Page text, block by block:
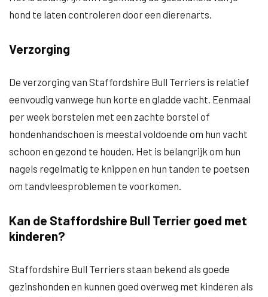
hond te laten controleren door een dierenarts.
Verzorging
De verzorging van Staffordshire Bull Terriers is relatief
eenvoudig vanwege hun korte en gladde vacht. Eenmaal
per week borstelen met een zachte borstel of
hondenhandschoen is meestal voldoende om hun vacht
schoon en gezond te houden. Het is belangrijk om hun
nagels regelmatig te knippen en hun tanden te poetsen
om tandvleesproblemen te voorkomen.
Kan de Staffordshire Bull Terrier goed met
kinderen?
Staffordshire Bull Terriers staan bekend als goede
gezinshonden en kunnen goed overweg met kinderen als